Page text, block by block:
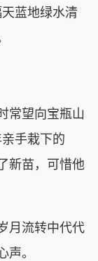
蓝地绿水清
望向宝瓶山
手栽下的
新苗，可惜他
流转中代代
声。